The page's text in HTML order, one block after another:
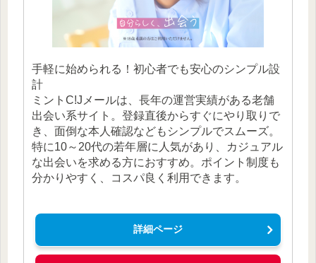
手軽に始められる！初心者でも安心のシンプル設
計
ミントC!Jメールは、長年の運営実績がある老舗
出会い系サイト。登録直後からすぐにやり取りで
き、面倒な本人確認などもシンプルでスムーズ。
特に10～20代の若年層に人気があり、カジュアル
な出会いを求める方におすすめ。ポイント制度も
分かりやすく、コスパ良く利用できます。
詳細ページ